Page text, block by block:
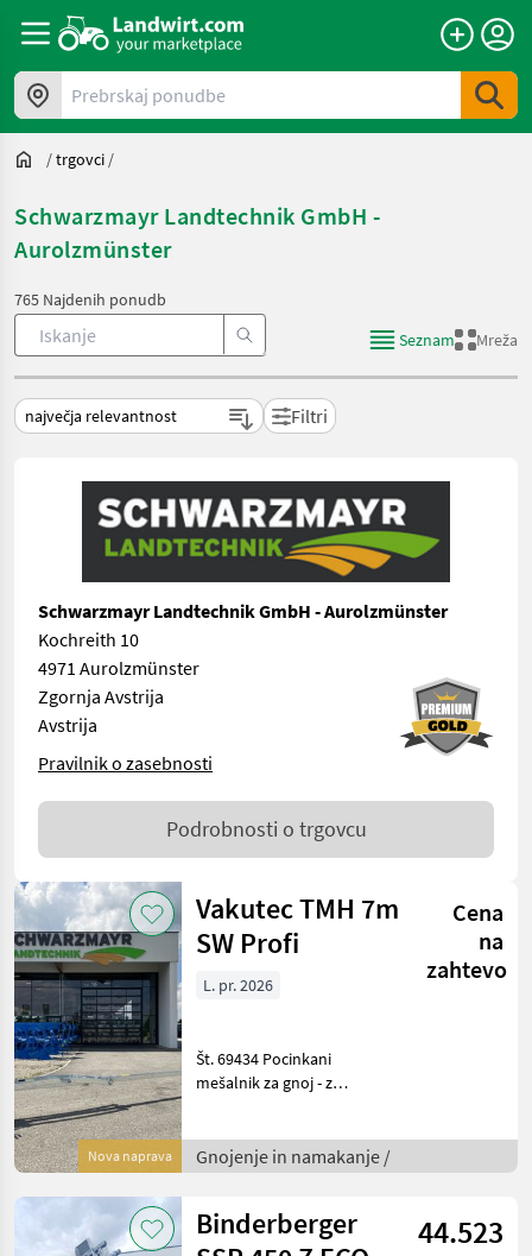
Prebrskaj ponudbe
/trgovci /
Schwarzmayr Landtechnik GmbH -
Aurolzmünster
765 Najdenih ponudb
Seznam
Mreža
Filtri
Schwarzmayr Landtechnik GmbH - Aurolzmünster
Kochreith 10
4971 Aurolzmünster
Zgornja Avstrija
Avstrija
Pravilnik o zasebnosti
Podrobnosti o trgovcu
Nova naprava
Vakutec TMH 7m
SW Profi
Cena
na
zahtevo
L. pr. 2026
Št. 69434 Pocinkani
mešalnik za gnoj - z
m - s 37-milimetrskim
polnim mešalnim valjem iz
Gnojenje in namakanje /
Binderberger
44.523